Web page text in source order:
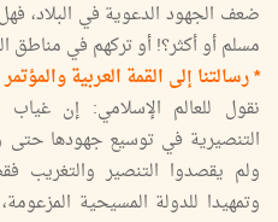
ضعف الجهود الدعوية في البلاد،
مسلم أو أكثر؟! أو تركهم في مناطق
* رسالتنا إلى القمة العربية
نقول للعالم الإسلامي: إن
التنصيرية في توسيع جهودها حتى
ولم يقصدوا التنصير والتغريب
وتمهيدا للدولة المسيحية